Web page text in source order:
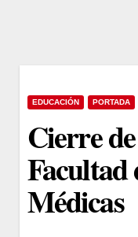
EDUCACIÓN PORTADA
Cierre
Facultad
Médicas